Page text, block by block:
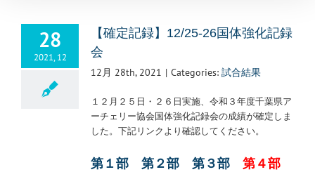
28
2021, 12
【確定記録】12/25-26国体強化記録
会
12月 28th, 2021 | Categories: 試合結果
１２月２５日・２６日実施、令和３年度千葉県ア
ーチェリー協会国体強化記録会の成績が確定しま
した。下記リンクより確認してください。
第１部 第２部 第３部
第４部